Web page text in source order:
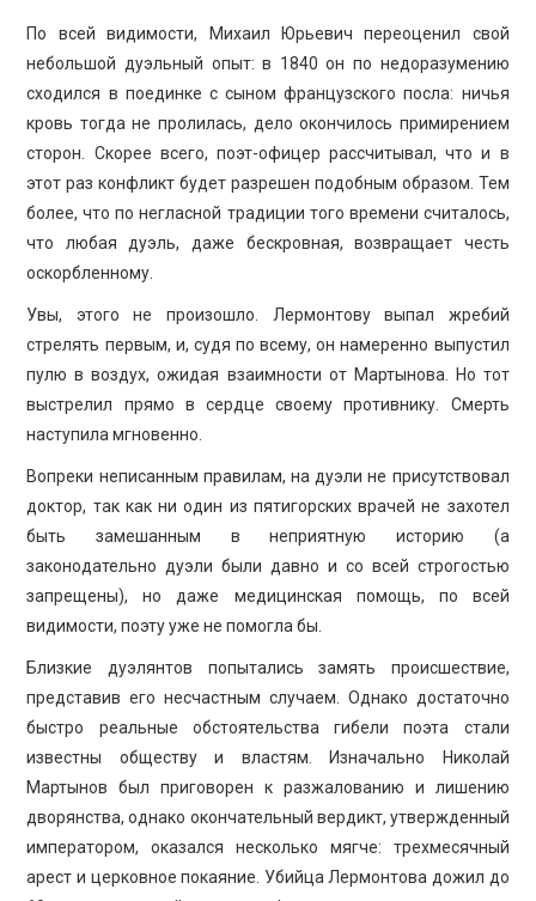
По всей видимости, Михаил Юрьевич переоценил свой
небольшой дуэльный опыт: в 1840 он по недоразумению
сходился в поединке с сыном французского посла: ничья
кровь тогда не пролилась, дело окончилось примирением
сторон. Скорее всего, поэт-офицер рассчитывал, что и в
этот раз конфликт будет разрешен подобным образом. Тем
более, что по негласной традиции того времени считалось,
что любая дуэль, даже бескровная, возвращает честь
оскорбленному.
Увы, этого не произошло. Лермонтову выпал жребий
стрелять первым, и, судя по всему, он намеренно выпустил
пулю в воздух, ожидая взаимности от Мартынова. Но тот
выстрелил прямо в сердце своему противнику. Смерть
наступила мгновенно.
Вопреки неписанным правилам, на дуэли не присутствовал
доктор, так как ни один из пятигорских врачей не захотел
быть замешанным в неприятную историю (а
законодательно дуэли были давно и со всей строгостью
запрещены), но даже медицинская помощь, по всей
видимости, поэту уже не помогла бы.
Близкие дуэлянтов попытались замять происшествие,
представив его несчастным случаем. Однако достаточно
быстро реальные обстоятельства гибели поэта стали
известны обществу и властям. Изначально Николай
Мартынов был приговорен к разжалованию и лишению
дворянства, однако окончательный вердикт, утвержденный
императором, оказался несколько мягче: трехмесячный
арест и церковное покаяние. Убийца Лермонтова дожил до